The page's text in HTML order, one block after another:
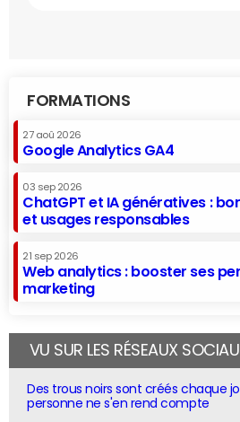
FORMATIONS
27 aoû 2026
Google Analytics GA4
03 sep 2026
ChatGPT et IA génératives :
et usages responsables
21 sep 2026
Web analytics : booster ses
marketing
VU SUR LES RÉSEAUX
Des trous noirs sont créés chaque
personne ne s'en rend compte